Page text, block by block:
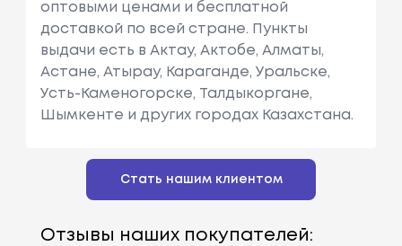
оптовыми ценами и бесплатной
доставкой по всей стране. Пункты
выдачи есть в Актау, Актобе, Алматы,
Астане, Атырау, Караганде, Уральске,
Усть-Каменогорске, Талдыкоргане,
Шымкенте и других городах Казахстана.
Стать нашим клиентом
Отзывы наших покупателей: